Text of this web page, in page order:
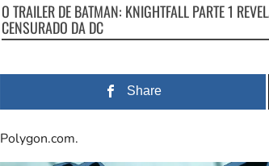
O TRAILER DE BATMAN: KNIGHTFALL PARTE 1
CENSURADO DA DC
Share
Polygon.com.